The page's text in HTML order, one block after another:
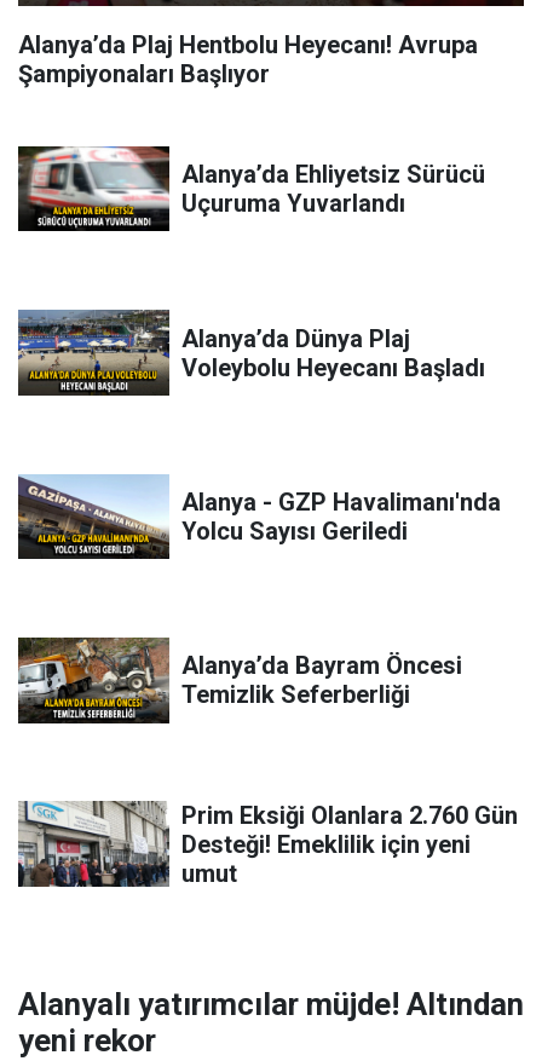
Alanya’da Plaj Hentbolu Heyecanı! Avrupa
Şampiyonaları Başlıyor
Alanya’da Ehliyetsiz Sürücü
Uçuruma Yuvarlandı
Alanya’da Dünya Plaj
Voleybolu Heyecanı Başladı
Alanya - GZP Havalimanı'nda
Yolcu Sayısı Geriledi
Alanya’da Bayram Öncesi
Temizlik Seferberliği
Prim Eksiği Olanlara 2.760 Gün
Desteği! Emeklilik için yeni
umut
Alanyalı yatırımcılar müjde! Altından
yeni rekor